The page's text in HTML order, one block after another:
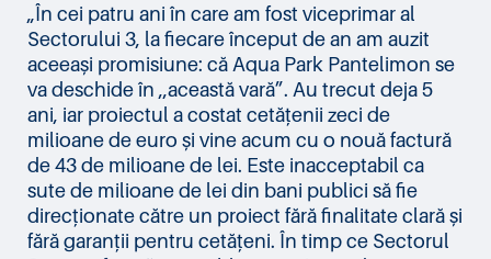
„În cei patru ani în care am fost viceprimar al
Sectorului 3, la fiecare început de an am auzit
aceeași promisiune: că Aqua Park Pantelimon se
va deschide în ,,această vară”. Au trecut deja 5
ani, iar proiectul a costat cetățenii zeci de
milioane de euro și vine acum cu o nouă factură
de 43 de milioane de lei. Este inacceptabil ca
sute de milioane de lei din bani publici să fie
direcționate către un proiect fără finalitate clară și
fără garanții pentru cetățeni. În timp ce Sectorul